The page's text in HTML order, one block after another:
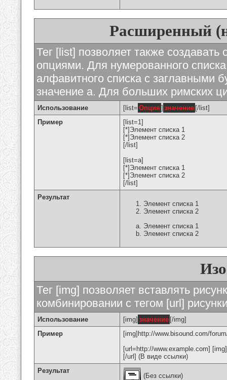
Расширенный
Тег [list] позволяет также
опциями. Для нумерованного
алфавитного списка с заглавными
значение а. Для больших римских
Использование [list= Опция ] значение [/list]
Пример
[list=1]
[*]Элемент списка 1
[*]Элемент списка 2
[/list]
[list=a]
[*]Элемент списка 1
[*]Элемент списка 2
[/list]
Результат
Элемент списка 1
Элемент списка 2
Элемент списка 1
Элемент списка 2
Тег [img] позволяет вставлять
комбинировании с тегом [url]
Использование [img] значение [/img]
Пример
[img]http://www.bisound.com/
[url=http://www.example.com]
[/url] (В виде ссылки)
Результат
(Без ссылки)